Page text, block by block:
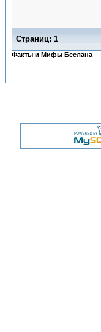
Страниц: 1
Факты и Мифы Беслана |